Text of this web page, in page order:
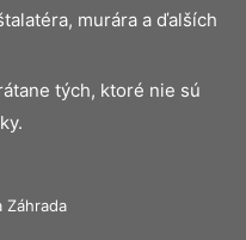
murára a ďalších
tých, ktoré nie sú
Záhrada